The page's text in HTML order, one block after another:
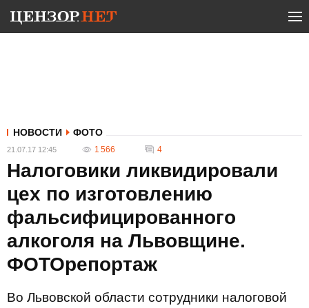
НОВОСТИ ФОТО
21.07.17 12:45 1 566 4
Налоговики ликвидировали
цех по изготовлению
фальсифицированного
алкоголя на Львовщине.
ФОТОрепортаж
Во Львовской области сотрудники налоговой